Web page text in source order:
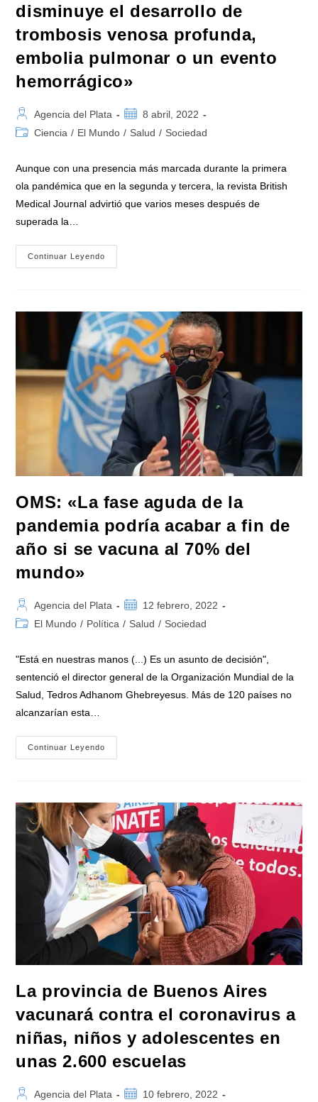
disminuye el desarrollo de
trombosis venosa profunda,
embolia pulmonar o un evento
hemorrágico»
Autor
de
Agencia del Plata
Publicación
de
8 abril, 2022
Categoría
entrada:
Ciencia / El Mundo / Salud / Sociedad
Aunque con una presencia más marcada durante la primera
ola pandémica que en la segunda y tercera, la revista British
Medical Journal advirtió que varios meses después de
superada la…
Continuar Leyendo
19:
Desarrollo
De
Trombosis
Venosa
Profunda,
Embolia
Pulmonar
O
Un
Evento
Hemorrágico»
OMS: «La fase aguda de la
pandemia podría acabar a fin de
año si se vacuna al 70% del
mundo»
Autor
de
Agencia del Plata
Publicación
de
12 febrero, 2022
Categoría
la
El Mundo / Política / Salud / Sociedad
"Está en nuestras manos (...) Es un asunto de decisión",
sentenció el director general de la Organización Mundial de la
Salud, Tedros Adhanom Ghebreyesus. Más de 120 países no
alcanzarían esta…
Continuar Leyendo
«La
Pandemia
Podría
Acabar
A
Fin
De
Año
Si
Se
Vacuna
Al
70%
Del
Mundo»
La provincia de Buenos Aires
vacunará contra el coronavirus a
niñas, niños y adolescentes en
unas 2.600 escuelas
AutorAgencia del Plata
Publicación
10 febrero, 2022